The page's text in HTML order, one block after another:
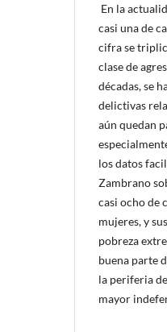
En la
casi una de
cifra se
clase de
décadas, se
delictivas
aún quedan
los datos
Zambrano
casi ocho de
mujeres, y
pobreza
buena parte
la periferia
mayor